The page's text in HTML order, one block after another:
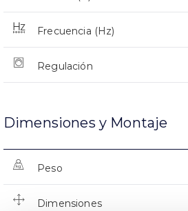
Frecuencia (Hz)
Regulación
Dimensiones y Montaje
Peso
Dimensiones